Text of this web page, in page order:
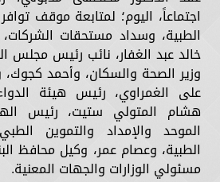
اجتماعاً، اليوم؛ لمتابعة موقف
الطبية، وسداد مستحقات
خالد عبد الغفار، نائب رئيس مجلس
وزير الصحة والسكان، وأحمد كجوك،
على الغمراوي، رئيس هيئة
هشام المتولي ستيت، رئيس
الموحد والإمداد والتموين
الطبية، وعصام عمر، وكيل محافظ
مسئولي الوزارات والجهات المعنية.